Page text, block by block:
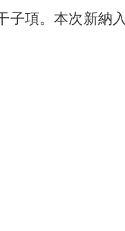
子項。本次新納